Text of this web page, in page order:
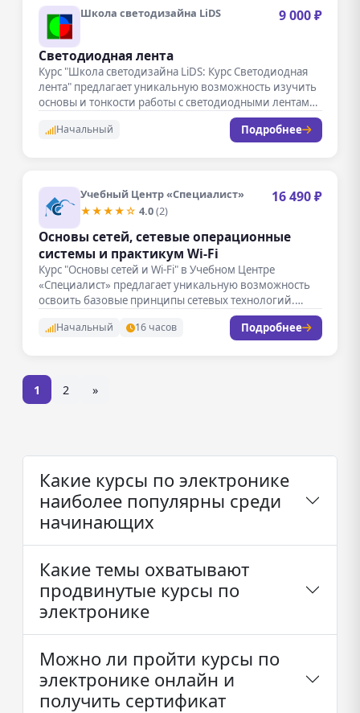
Школа светодизайна LiDS 9 000 ₽
Светодиодная лента
Курс "Школа светодизайна LiDS: Курс Светодиодная
лента" предлагает уникальную возможность изучить
основы и тонкости работы с светодиодными лентами.
Начальный Подробнее
Учебный Центр «Специалист»
★★★★☆ 4.0(2)
16 490 ₽
Основы сетей, сетевые операционные
системы и практикум Wi-Fi
Курс "Основы сетей и Wi-Fi" в Учебном Центре
«Специалист» предлагает уникальную возможность
освоить базовые принципы сетевых технологий.
Начальный 16 часов Подробнее
1 2 »
Какие курсы по электронике
наиболее популярны среди
начинающих
Какие темы охватывают
продвинутые курсы по
электронике
Можно ли пройти курсы по
электронике онлайн и
получить сертификат